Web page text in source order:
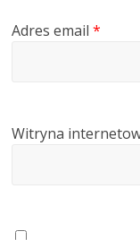
Adres email*
Witryna